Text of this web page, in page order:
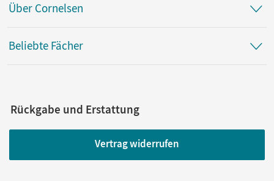
Über Cornelsen
Beliebte Fächer
Rückgabe und Erstattung
Vertrag widerrufen